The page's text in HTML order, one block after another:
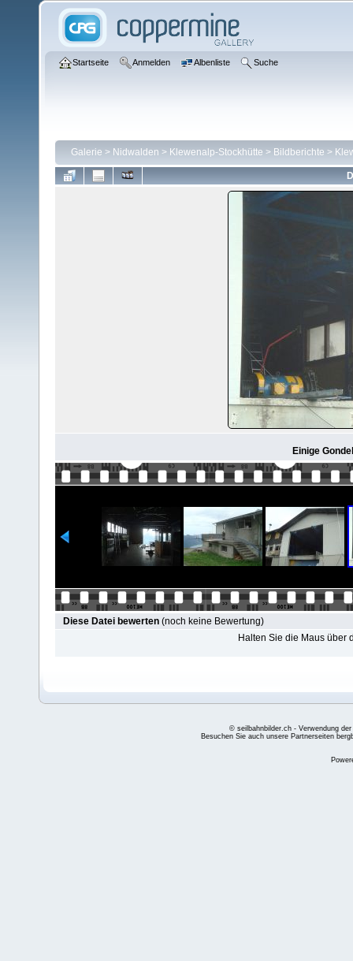
Startseite Anmelden Albenliste Suche
Galerie > Nidwalden > Klewenalp-Stockhütte > Bildberichte >
Einige
Diese Datei bewerten (noch keine Bewertung)
Halten Sie die Maus über
© seilbahnbilder.ch - Verwendung
Besuchen Sie auch unsere Partnerseiten